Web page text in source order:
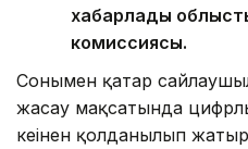
хабарлады
комиссиясы.
Сонымен қатар
жасау мақсатында
кеңінен қолданылып жатыр.